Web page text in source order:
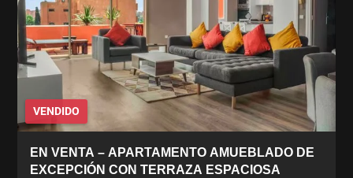
VENDIDO
EN VENTA – APARTAMENTO AMUEBLADO DE
EXCEPCIÓN CON TERRAZA ESPACIOSA